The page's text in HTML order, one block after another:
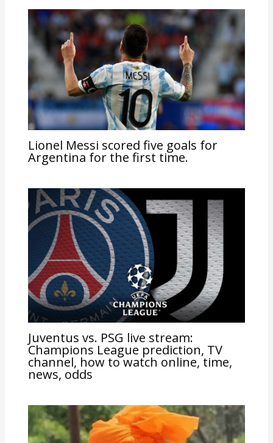
Lionel Messi scored five goals for
Argentina for the first time.
Juventus vs. PSG live stream:
Champions League prediction, TV
channel, how to watch online, time,
news, odds